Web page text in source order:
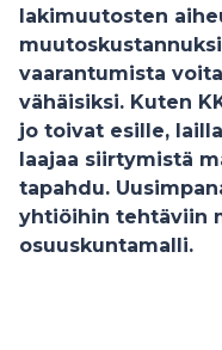
lakimuutosten
vaarantumista
vähäisiksi. Kuten
jo toivat esille,
laajaa siirtymistä
tapahdu.
yhtiöihin tehtäviin
osuuskuntamalli.